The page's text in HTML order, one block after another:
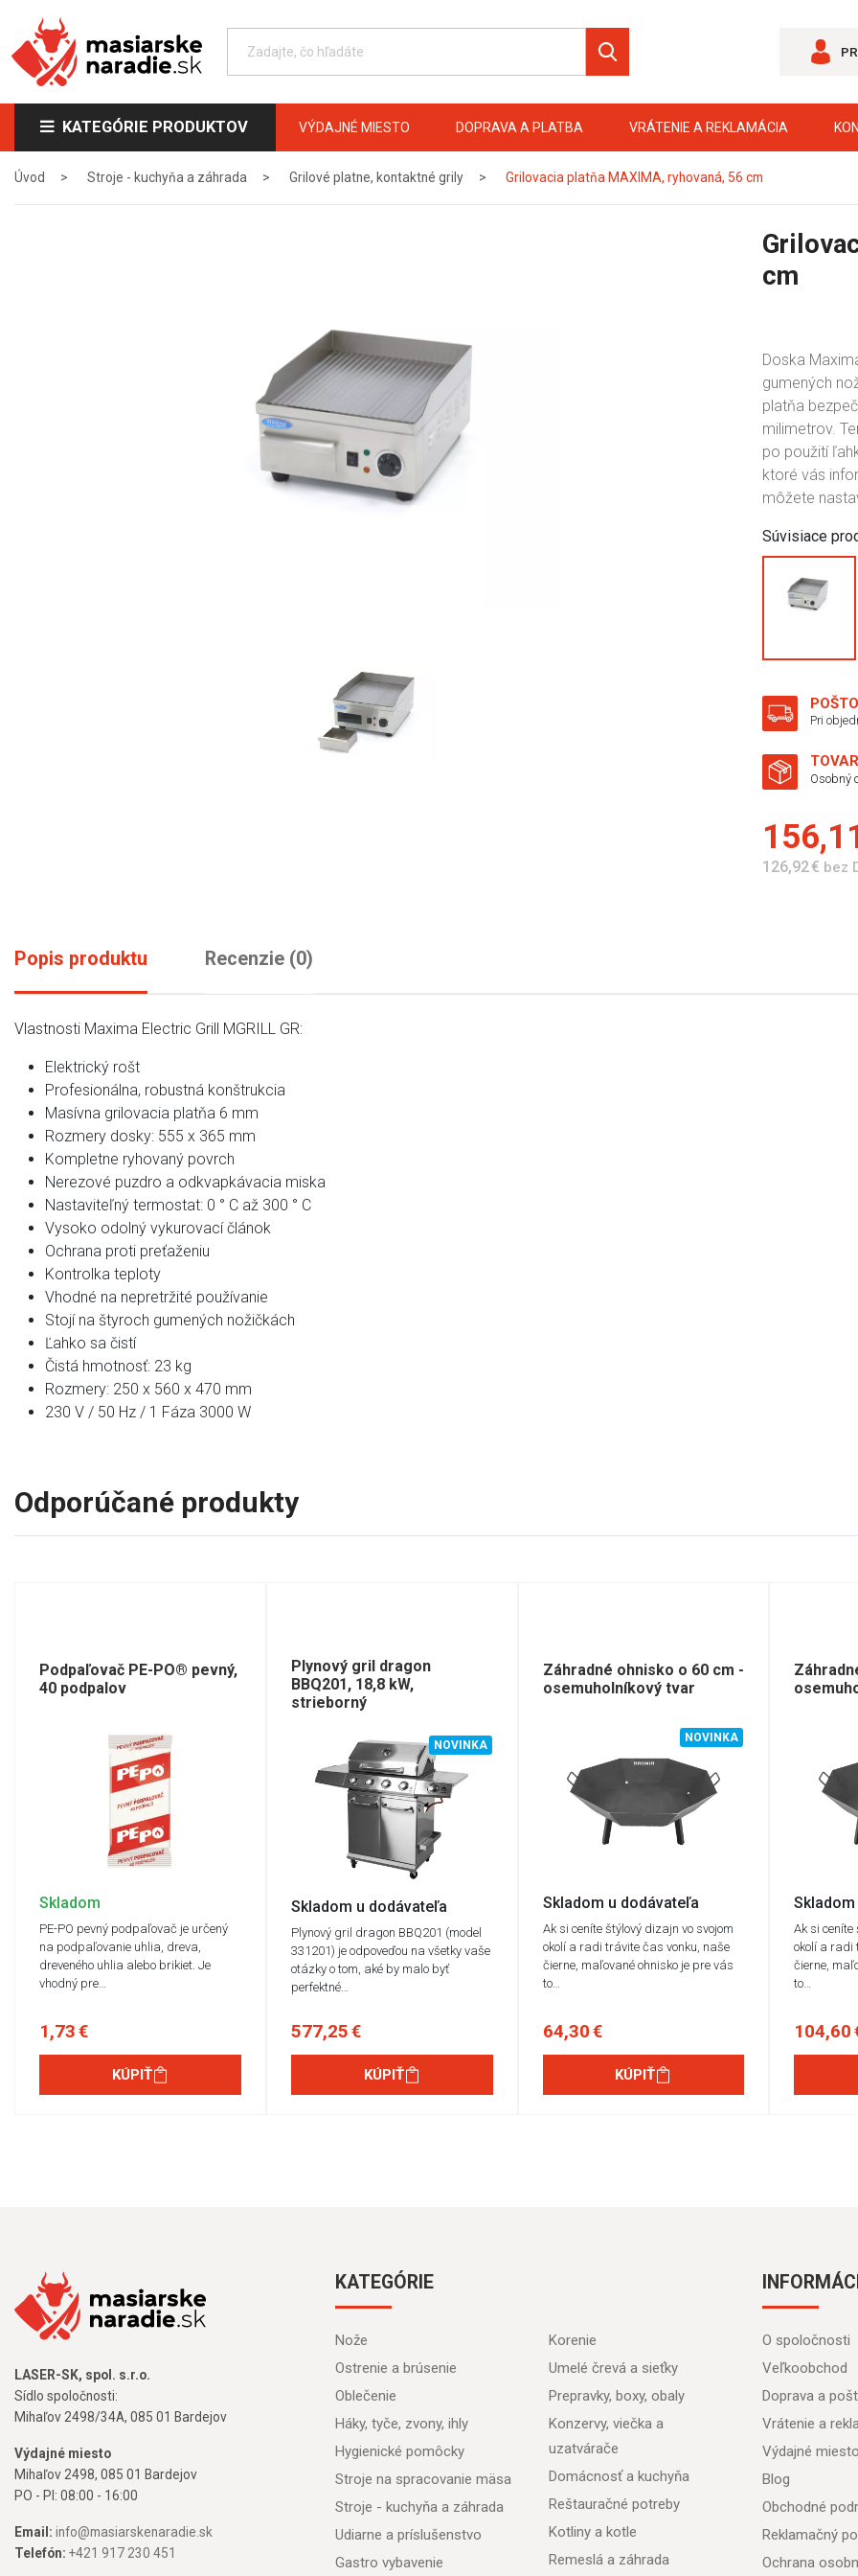
KATEGÓRIE PRODUKTOV VÝDAJNÉ MIESTO DOPRAVA A PLATBA VRÁTENIE A REKLAMÁCIA
Úvod Stroje - kuchyňa a záhrada Grilové platne, kontaktné grily Grilovacia platňa MAXIMA, ryhovaná, 56 cm
cm
Doska
gumených
platňa
milimetrov.
po použití
ktoré vás
môžete
Súvisiace
Pri
Osobný
126,92 € bez
Popis produktu Recenzie (0)
Vlastnosti Maxima Electric Grill MGRILL GR:
Elektrický rošt
Profesionálna, robustná konštrukcia
Masívna grilovacia platňa 6 mm
Rozmery dosky: 555 x 365 mm
Kompletne ryhovaný povrch
Nerezové puzdro a odkvapkávacia miska
Nastaviteľný termostat: 0 ° C až 300 ° C
Vysoko odolný vykurovací článok
Ochrana proti preťaženiu
Kontrolka teploty
Vhodné na nepretržité používanie
Stojí na štyroch gumených nožičkách
Ľahko sa čistí
Čistá hmotnosť: 23 kg
Rozmery: 250 x 560 x 470 mm
230 V / 50 Hz / 1 Fáza 3000 W
Odporúčané produkty
Podpaľovač PE-PO® pevný,
40 podpalov
Skladom
PE-PO pevný podpaľovač je určený
na podpaľovanie uhlia, dreva,
dreveného uhlia alebo brikiet. Je
vhodný pre…
1,73 €
KÚPIŤ
Plynový gril dragon
BBQ201, 18,8 kW,
strieborný
NOVINKA
Skladom u dodávateľa
Plynový gril dragon BBQ201 (model
331201) je odpoveďou na všetky vaše
otázky o tom, aké by malo byť
perfektné…
577,25 €
KÚPIŤ
Záhradné ohnisko o 60 cm -
osemuholníkový tvar
NOVINKA
Skladom u dodávateľa
Ak si ceníte štýlový dizajn vo svojom
okolí a radi trávite čas vonku, naše
čierne, maľované ohnisko je pre vás
to…
64,30 €
KÚPIŤ
Ak si
okolí a radi
čierne,
to…
104,60
LASER-SK, spol. s.r.o.
Sídlo spoločnosti:
Mihaľov 2498/34A, 085 01 Bardejov
Výdajné miesto
Mihaľov 2498, 085 01 Bardejov
PO - PI: 08:00 - 16:00
Email: info@masiarskenaradie.sk
Telefón: +421 917 230 451
KATEGÓRIE
Nože
Ostrenie a brúsenie
Oblečenie
Háky, tyče, zvony, ihly
Hygienické pomôcky
Stroje na spracovanie mäsa
Stroje - kuchyňa a záhrada
Udiarne a príslušenstvo
Gastro vybavenie
Korenie
Umelé črevá a sieťky
Prepravky, boxy, obaly
Konzervy, viečka a
uzatvárače
Domácnosť a kuchyňa
Reštauračné potreby
Kotliny a kotle
Remeslá a záhrada
O spoločnosti
Veľkoobchod
Doprava a
Vrátenie a
Výdajné
Blog
Obchodné
Reklamačný
Ochrana